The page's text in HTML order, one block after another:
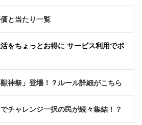
と当たり一覧
をちょっとお得に サービス利用でポ
神祭」登場！？ルール詳細がこちら
チャレンジ一択の民が続々集結！？